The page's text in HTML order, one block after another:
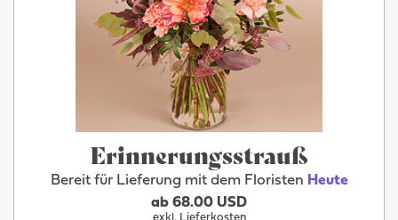
Erinnerungsstrauß
Bereit für Lieferung mit dem Floristen Heute
ab 68.00 USD